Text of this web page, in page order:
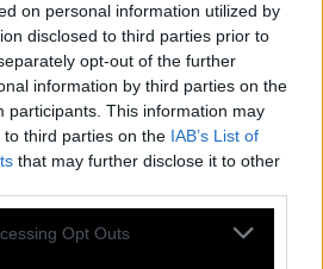
on personal information utilized by
disclosed to third parties prior to
opt-out of the further
information by third parties on the
participants. This information may
third parties on the IAB’s List of
that may further disclose it to other
Opt Outs
Reich der __ erbaut: